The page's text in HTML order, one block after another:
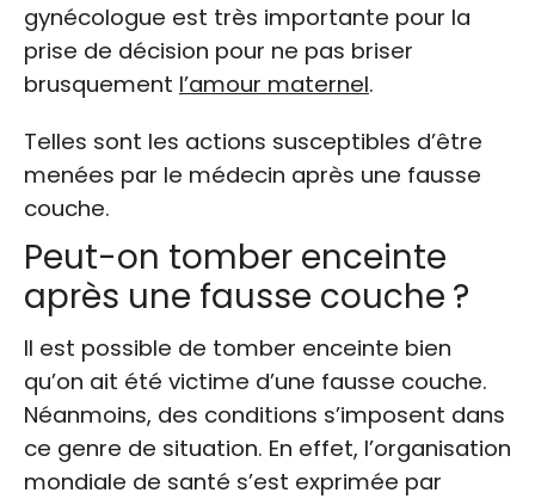
gynécologue est très importante pour la
prise de décision pour ne pas briser
brusquement l’amour maternel.
Telles sont les actions susceptibles d’être
menées par le médecin après une fausse
couche.
Peut-on tomber enceinte
après une fausse couche ?
Il est possible de tomber enceinte bien
qu’on ait été victime d’une fausse couche.
Néanmoins, des conditions s’imposent dans
ce genre de situation. En effet, l’organisation
mondiale de santé s’est exprimée par